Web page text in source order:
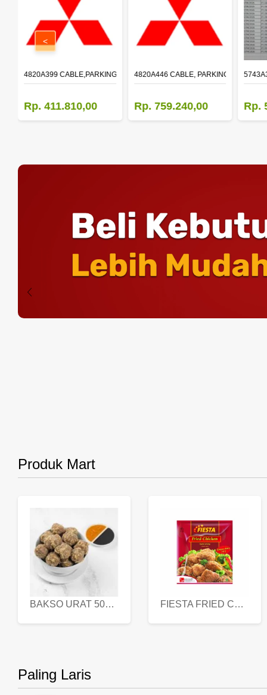
4820A399 CABLE,PARKING BRAKE,FR
Rp. 411.810,00
4820A446 CABLE, PARKING BRAKE,
Rp. 759.240,00 Rp.
<
Produk Mart
BAKSO URAT 500 GR FIESTA FRIED CHICKEN 500 GR
Paling Laris